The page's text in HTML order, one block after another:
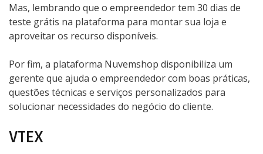
Mas, lembrando que o empreendedor tem 30 dias de
teste grátis na plataforma para montar sua loja e
aproveitar os recurso disponíveis.
Por fim, a plataforma Nuvemshop disponibiliza um
gerente que ajuda o empreendedor com boas práticas,
questões técnicas e serviços personalizados para
solucionar necessidades do negócio do cliente.
VTEX